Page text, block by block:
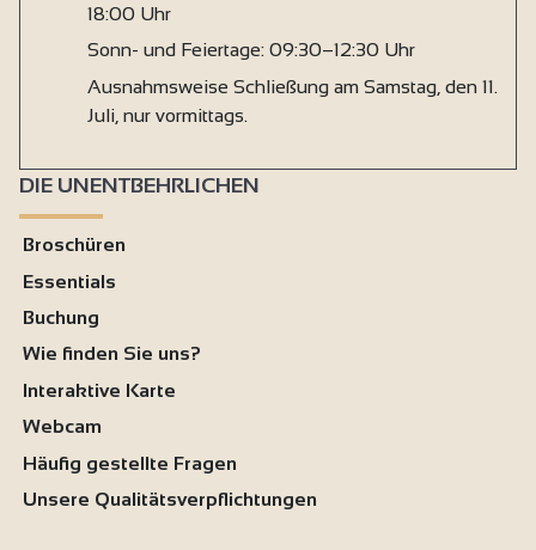
18:00 Uhr
Sonn- und Feiertage: 09:30–12:30 Uhr
Ausnahmsweise Schließung am Samstag, den 11.
Juli, nur vormittags.
DIE UNENTBEHRLICHEN
Broschüren
Essentials
Buchung
Wie finden Sie uns?
Interaktive Karte
Webcam
Häufig gestellte Fragen
Unsere Qualitätsverpflichtungen